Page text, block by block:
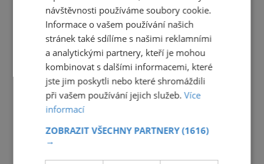
návštěvnosti používáme soubory cookie.
Informace o vašem používání našich
stránek také sdílíme s našimi reklamními
a analytickými partnery, kteří je mohou
kombinovat s dalšími informacemi, které
jste jim poskytli nebo které shromáždili
při vašem používání jejich služeb.Více
informací
ZOBRAZIT VŠECHNY PARTNERY(1616)
→